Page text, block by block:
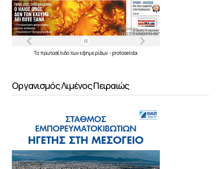
Τα πρωτοσέλιδα τωνεφημερίδων- protoselida
Οργανισμός Λιμένος Πειραιώς